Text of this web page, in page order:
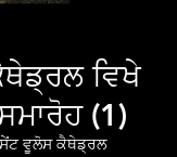
ਵਿਖੇ
(1)
ਸੇਂਟ ਵੂਲੋਸ ਕੈਥੇਡ੍ਰਲ